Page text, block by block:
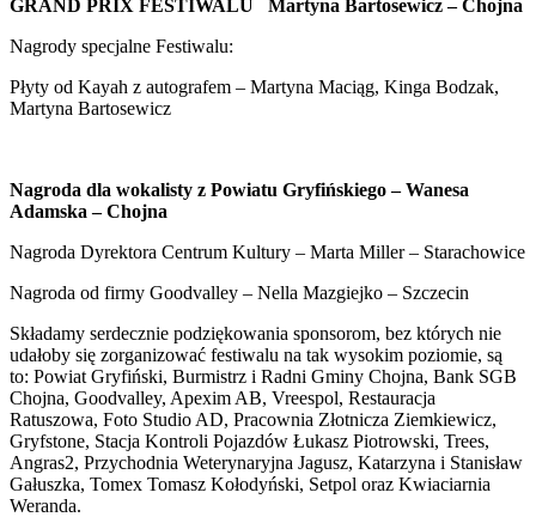
GRAND PRIX FESTIWALU Martyna Bartosewicz – Chojna
Nagrody specjalne Festiwalu:
Płyty od Kayah z autografem – Martyna Maciąg, Kinga Bodzak,
Martyna Bartosewicz
Nagroda dla wokalisty z Powiatu Gryfińskiego – Wanesa
Adamska – Chojna
Nagroda Dyrektora Centrum Kultury – Marta Miller – Starachowice
Nagroda od firmy Goodvalley – Nella Mazgiejko – Szczecin
Składamy serdecznie podziękowania sponsorom, bez których nie
udałoby się zorganizować festiwalu na tak wysokim poziomie, są
to: Powiat Gryfiński, Burmistrz i Radni Gminy Chojna, Bank SGB
Chojna, Goodvalley, Apexim AB, Vreespol, Restauracja
Ratuszowa, Foto Studio AD, Pracownia Złotnicza Ziemkiewicz,
Gryfstone, Stacja Kontroli Pojazdów Łukasz Piotrowski, Trees,
Angras2, Przychodnia Weterynaryjna Jagusz, Katarzyna i Stanisław
Gałuszka, Tomex Tomasz Kołodyński, Setpol oraz Kwiaciarnia
Weranda.